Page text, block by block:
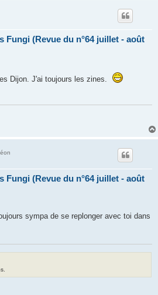
Fungi (Revue du n°64 juillet - août
Dijon. J'ai toujours les zines.
Fungi (Revue du n°64 juillet - août
sympa de se replonger avec toi dans